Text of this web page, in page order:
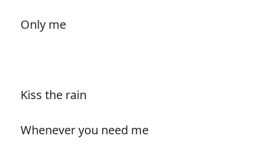
Only me
Kiss the rain
Whenever you need me